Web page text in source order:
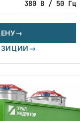
380 В / 50 Гц
→
→